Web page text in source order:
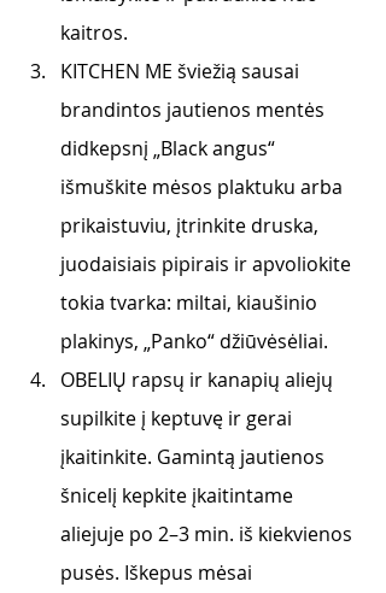
kaitros.
KITCHEN ME šviežią sausai
brandintos jautienos mentės
didkepsnį „Black angus“
išmuškite mėsos plaktuku arba
prikaistuviu, įtrinkite druska,
juodaisiais pipirais ir apvoliokite
tokia tvarka: miltai, kiaušinio
plakinys, „Panko“ džiūvėsėliai.
OBELIŲ rapsų ir kanapių aliejų
supilkite į keptuvę ir gerai
įkaitinkite. Gamintą jautienos
šnicelį kepkite įkaitintame
aliejuje po 2–3 min. iš kiekvienos
pusės. Iškepus mėsai